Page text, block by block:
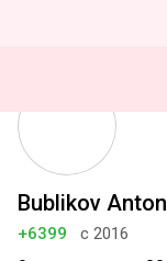
Bublikov Anton
+6399
с 2016